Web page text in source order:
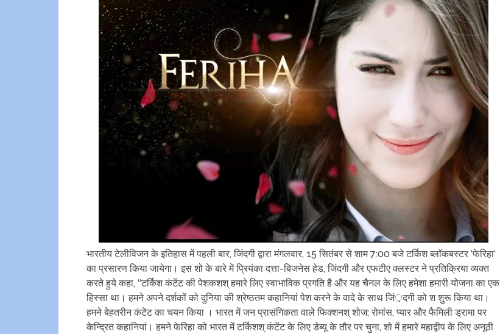
भारतीय टेलीविजन के इतिहास में पहली बार, जिंदगी द्वारा मंगलवार, 15 सितंबर से शाम 7:00 बजे टर्किश ब्लाॅकबस्टर ‘फेरिहा‘
का प्रसारण किया जायेगा। इस शो के बारे में प्रियंका दत्ता-बिजनेस हेड, जिंदगी और एफटीए क्लस्टर ने प्रतिक्रिया व्यक्त
करते हुये कहा, ‘‘टर्किश कंटेंट की पेशकशश् हमारे लिए स्वाभाविक प्रगति है और यह चैनल के लिए हमेशा हमारी योजना का एक
हिस्सा था। हमने अपने दर्शकों को दुनिया की श्रेष्ठतम कहानियां पेश करने के वादे के साथ जिं़दगी को श शुुरू किया था।
हमने बेहतरीन कंटेंट का चयन किया । भारत में जन प्रासंगिकता वाले फिक्शनश् शोज; रोमांस, प्यार और फैमिली ड्रामा पर
केन्द्रित कहानियां। हमने फेरिहा को भारत में टर्किशश् कंटेंट के लिए डेब्यू के तौर पर चुना, शो में हमारे महाद्वीप के लिए अनूठी